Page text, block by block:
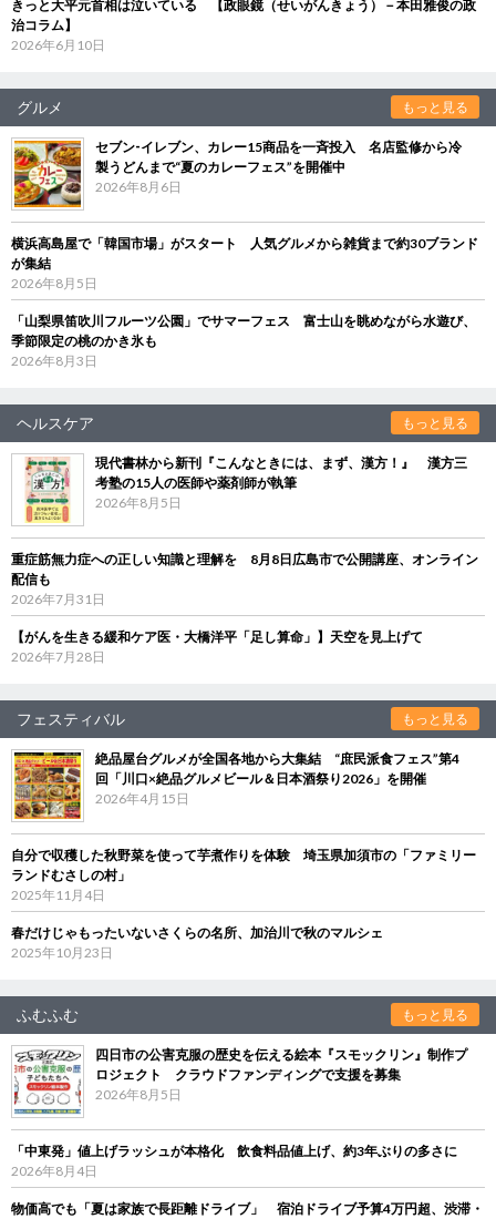
きっと大平元首相は泣いている 【政眼鏡（せいがんきょう）－本田雅俊の政
治コラム】
2026年6月10日
グルメ もっと見る
セブン‐イレブン、カレー15商品を一斉投入 名店監修から冷
製うどんまで“夏のカレーフェス”を開催中
2026年8月6日
横浜高島屋で「韓国市場」がスタート 人気グルメから雑貨まで約30ブランド
が集結
2026年8月5日
「山梨県笛吹川フルーツ公園」でサマーフェス 富士山を眺めながら水遊び、
季節限定の桃のかき氷も
2026年8月3日
ヘルスケア もっと見る
現代書林から新刊『こんなときには、まず、漢方！』 漢方三
考塾の15人の医師や薬剤師が執筆
2026年8月5日
重症筋無力症への正しい知識と理解を 8月8日広島市で公開講座、オンライン
配信も
2026年7月31日
【がんを生きる緩和ケア医・大橋洋平「足し算命」】天空を見上げて
2026年7月28日
フェスティバル もっと見る
絶品屋台グルメが全国各地から大集結 “庶民派食フェス”第4
回「川口×絶品グルメビール＆日本酒祭り2026」を開催
2026年4月15日
自分で収穫した秋野菜を使って芋煮作りを体験 埼玉県加須市の「ファミリー
ランドむさしの村」
2025年11月4日
春だけじゃもったいないさくらの名所、加治川で秋のマルシェ
2025年10月23日
ふむふむ もっと見る
四日市の公害克服の歴史を伝える絵本『スモックリン』制作プ
ロジェクト クラウドファンディングで支援を募集
2026年8月5日
「中東発」値上げラッシュが本格化 飲食料品値上げ、約3年ぶりの多さに
2026年8月4日
物価高でも「夏は家族で長距離ドライブ」 宿泊ドライブ予算4万円超、渋滞・